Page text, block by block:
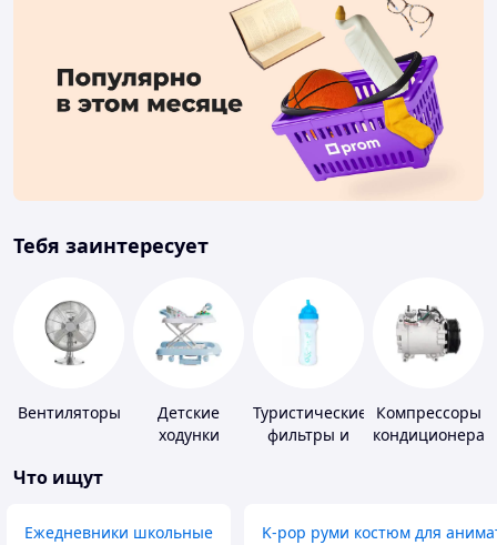
Тебя заинтересует
Вентиляторы
Детские
ходунки
Туристические
фильтры и
Компрессоры
кондиционера
Что ищут
Ежедневники школьные K-pop руми костюм для